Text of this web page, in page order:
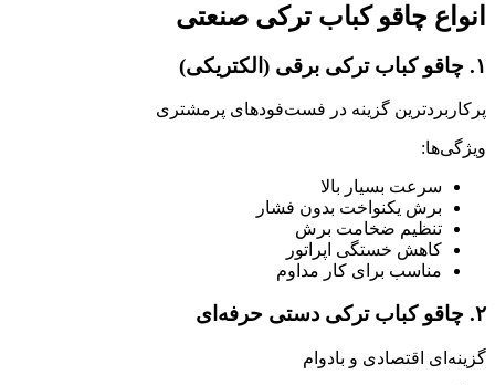
انواع چاقو کباب ترکی صنعتی
۱. چاقو کباب ترکی برقی (الکتریکی)
پرکاربردترین گزینه در فست‌فودهای پرمشتری
ویژگی‌ها:
سرعت بسیار بالا
برش یکنواخت بدون فشار
تنظیم ضخامت برش
کاهش خستگی اپراتور
مناسب برای کار مداوم
۲. چاقو کباب ترکی دستی حرفه‌ای
گزینه‌ای اقتصادی و بادوام